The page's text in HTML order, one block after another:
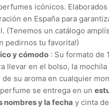
icónicos.
en España para
(Tenemos un catálogo
pedirnos tu favorita!)
y cómodo : Su formato de
llevar en el bolso, la
su aroma en cualquier
se entrega en un
nombres y la fecha y cinta